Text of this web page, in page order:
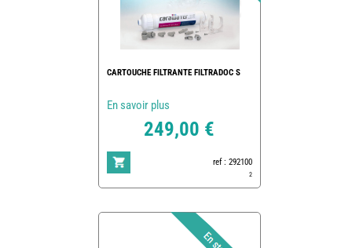
CARTOUCHE FILTRANTE FILTRADOC S
En savoir plus
249,00 €
ref : 292100
2